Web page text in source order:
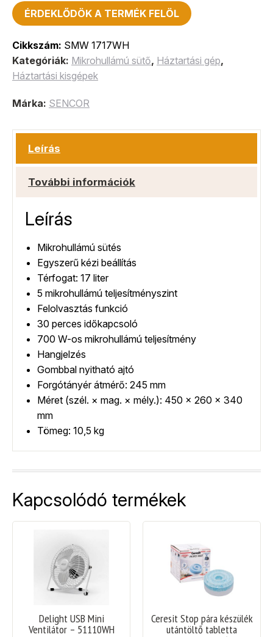
ÉRDEKLŐDÖK A TERMÉK FELÖL
Cikkszám: SMW 1717WH
Kategóriák: Mikrohullámú sütő, Háztartási gép,
Háztartási kisgépek
Márka: SENCOR
Leírás
További információk
Leírás
Mikrohullámú sütés
Egyszerű kézi beállítás
Térfogat: 17 liter
5 mikrohullámú teljesítményszint
Felolvasztás funkció
30 perces időkapcsoló
700 W-os mikrohullámú teljesítmény
Hangjelzés
Gombbal nyitható ajtó
Forgótányér átmérő: 245 mm
Méret (szél. × mag. × mély.): 450 × 260 × 340
mm
Tömeg: 10,5 kg
Kapcsolódó termékek
Delight USB Mini
Ventilátor – 51110WH
Ceresit Stop pára készülék
utántöltő tabletta